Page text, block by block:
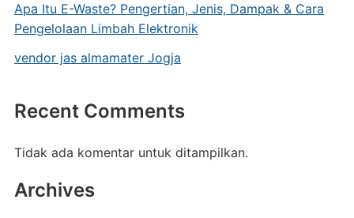
Apa Itu E-Waste? Pengertian, Jenis, Dampak & Cara
Pengelolaan Limbah Elektronik
vendor jas almamater Jogja
Recent Comments
Tidak ada komentar untuk ditampilkan.
Archives